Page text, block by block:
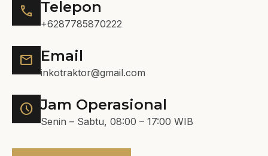
call Telepon
+6287785870222
mail Email
inkotraktor@gmail.com
schedule Jam Operasional
Senin – Sabtu, 08:00 – 17:00 WIB